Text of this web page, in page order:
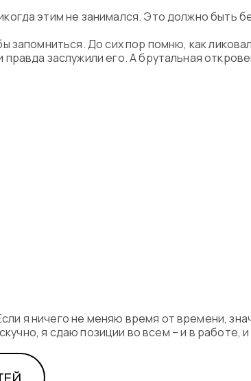
этим не занимался. Это должно быть
запомниться. До сих пор помню, как
заслужили его. А брутальная
я ничего не меняю время от времени,
я сдаю позиции во всем – и в работе, и